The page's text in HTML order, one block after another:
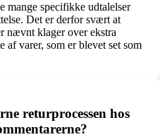
mange specifikke udtalelser
Det er derfor svært at
nævnt klager over ekstra
varer, som er blevet set som
returprocessen hos